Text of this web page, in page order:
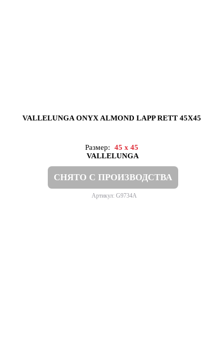
VALLELUNGA ONYX ALMOND LAPP RETT 45X45
Размер:
45 x 45
VALLELUNGA
СНЯТО С ПРОИЗВОДСТВА
Артикул: G9734A